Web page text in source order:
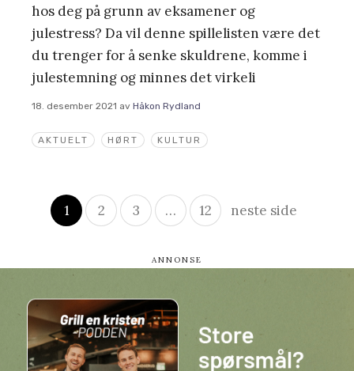
AKTUELT HØRT KULTUR
hos deg på grunn av eksamener og
julestress? Da vil denne spillelisten være det
du trenger for å senke skuldrene, komme i
julestemning og minnes det virkeli
18. desember 2021 av Håkon Rydland
Innleggsnavigasjon
1 2 3 … 12 neste side